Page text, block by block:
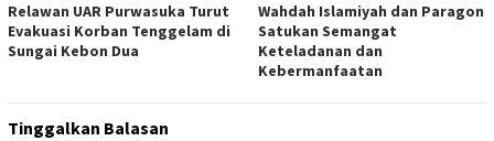
Relawan UAR Purwasuka Turut
Evakuasi Korban Tenggelam di
Sungai Kebon Dua
Wahdah Islamiyah dan Paragon
Satukan Semangat
Keteladanan dan
Kebermanfaatan
Tinggalkan Balasan